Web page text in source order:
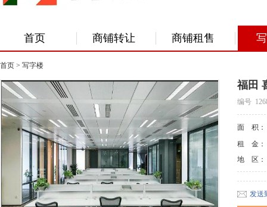
首页 商铺转让 商铺租售
首页 > 写字楼
福田
编号
面 积：
租 金：
地 区：
发送